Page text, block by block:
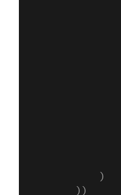
            )
        ))